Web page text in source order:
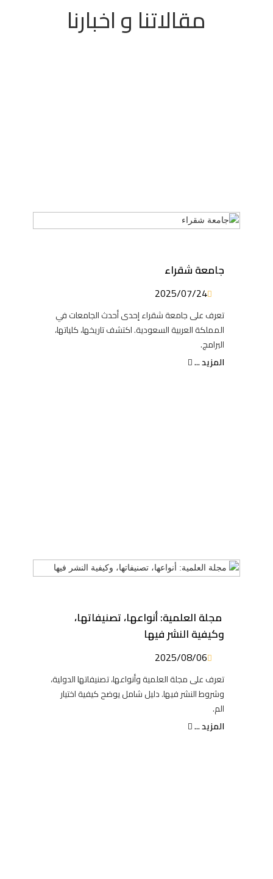
مقالاتنا و اخبارنا
جامعة شقراء
2025/07/24
تعرف على جامعة شقراء إحدى أحدث الجامعات في
المملكة العربية السعودية. اكتشف تاريخها، كلياتها،
البرامج.
المزيد ...
مجلة العلمية: أنواعها، تصنيفاتها،
وكيفية النشر فيها
2025/08/06
تعرف على مجلة العلمية وأنواعها، تصنيفاتها الدولية،
وشروط النشر فيها. دليل شامل يوضح كيفية اختيار
الم.
المزيد ...